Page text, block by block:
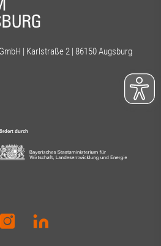
| Karlstraße 2 | 86150 Augsburg